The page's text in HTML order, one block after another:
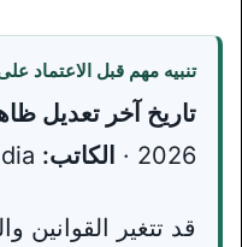
تنبيه مهم قبل الاعتماد
تاريخ آخر تعديل
2026 ·
الكاتب:
قد تتغير القوانين